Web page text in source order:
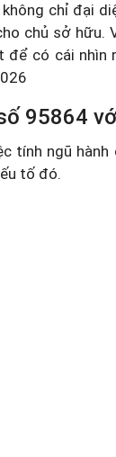
chỉ đại
chủ sở hữu.
có cái nhìn
95864
tính ngũ
tố đó.